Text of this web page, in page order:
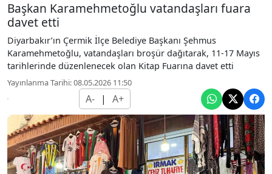
Başkan Karamehmetoğlu vatandaşları fuara
davet etti
Diyarbakır’ın Çermik İlçe Belediye Başkanı Şehmus
Karamehmetoğlu, vatandaşları broşür dağıtarak, 11-17 Mayıs
tarihlerinde düzenlenecek olan Kitap Fuarına davet etti
Yayınlanma Tarihi: 08.05.2026 11:50
A- | A+